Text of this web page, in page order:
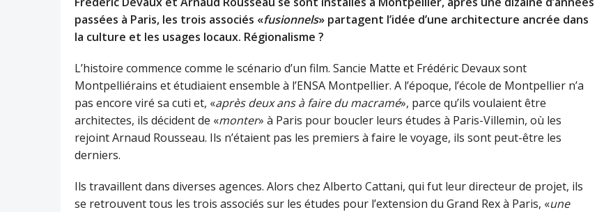
passées à Paris, les trois associés «fusionnels» partagent l’idée d’une architecture ancrée dans
la culture et les usages locaux. Régionalisme ?
L’histoire commence comme le scénario d’un film. Sancie Matte et Frédéric Devaux sont
Montpelliérains et étudiaient ensemble à l’ENSA Montpellier. A l’époque, l’école de Montpellier n’a
pas encore viré sa cuti et, «après deux ans à faire du macramé», parce qu’ils voulaient être
architectes, ils décident de «monter» à Paris pour boucler leurs études à Paris-Villemin, où les
rejoint Arnaud Rousseau. Ils n’étaient pas les premiers à faire le voyage, ils sont peut-être les
derniers.
Ils travaillent dans diverses agences. Alors chez Alberto Cattani, qui fut leur directeur de projet, ils
se retrouvent tous les trois associés sur les études pour l’extension du Grand Rex à Paris, «une